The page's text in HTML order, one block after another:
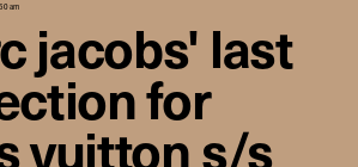
am
jacobs' last
for
vuitton s/s